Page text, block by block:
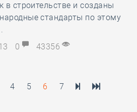
в строительстве и созданы
стандарты по этому
0 43356
4 5 6 7